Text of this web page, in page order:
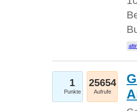
1
Punkte
25654
Aufrufe